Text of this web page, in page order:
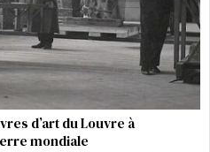
d’art du Louvre à
mondiale